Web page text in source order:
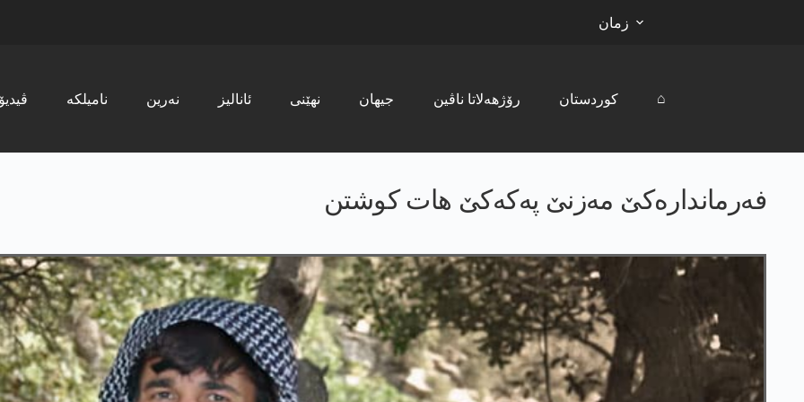
زمان
ڤیدیۆ نامیلکە نەرین ئانالیز نھێنی جیھان رۆژھەلاتا ناڤین کوردستان ⌂
فه‌رمانداره‌كێ مه‌زنێ په‌كه‌كێ هات كوشتن